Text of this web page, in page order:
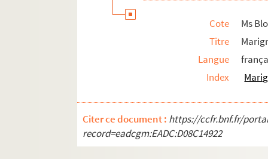
Ms Blosseville-1308. Méjan
Ms Blosseville-1309. Méjan (Maurice)
Ms Blosseville-1310. Meldola
Ms Blosseville-1311. Menebrea (Léon)
Ms Blosseville-1313. Mengin (G.)
Ms Blosseville-1314. Mengin-Fondragon
Ms Blosseville-1315. Mennechet (Ed)
Cote
Ms
Titre
Langue
Index
Citer ce document : https://ccfr.bnf.fr/
record=eadcgm:EADC:D08C14922